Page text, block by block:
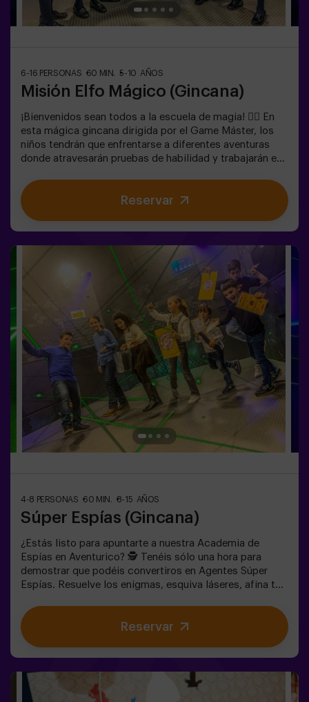
6-16 PERSONAS 60 MIN. 5-10 AÑOS
Misión Elfo Mágico (Gincana)
¡Bienvenidos sean todos a la escuela de magia! 🧙‍♀️ En
esta mágica gincana dirigida por el Game Máster, los
niños tendrán que enfrentarse a diferentes aventuras
donde atravesarán pruebas de habilidad y trabajarán en
poder alcanzar una misión y saborear una dulce... muy
dulce victoria. La imaginación es capaz de atravesar las
fronteras de la magia y esta gincana llevará a los
cumpleaños infantiles | fiestas infantilesPuedes
complementar tu hechizante experiencia con una
parada en la Sala de Meriendas, donde la magia también
está en cada bocado. 🎂 Consulta las condiciones.
Reservar
4-8 PERSONAS 60 MIN. 8-15 AÑOS
Súper Espías (Gincana)
¿Estás listo para apuntarte a nuestra Academia de
Espías en Aventurico? 🕵️ Tenéis sólo una hora para
demostrar que podéis convertiros en Agentes Súper
Espías. Resuelve los enigmas, esquiva láseres, afina tu
espía. 🕶️ Una experiencia única e inigualable en una
habitación llena de acción y acertijos de habilidad.✅
Ideal para niños | adolescentes | cumpleaños infantiles |
Reservar